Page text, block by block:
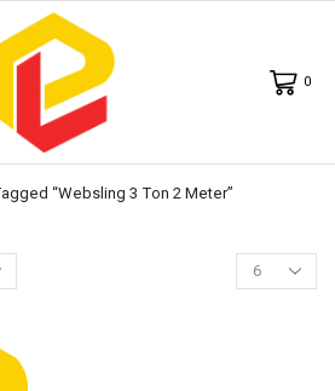
0
“websling 3 Ton 2 Meter”